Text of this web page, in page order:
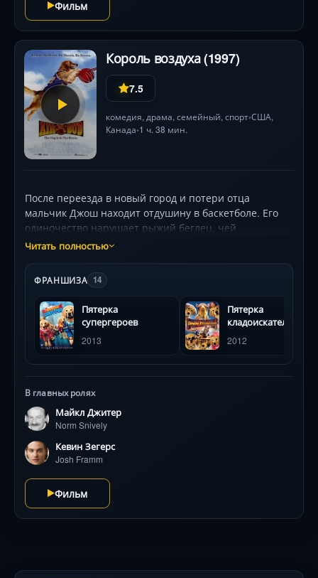
Фильм
Король воздуха (1997)
7.5
комедия, драма, семейный, спорт•США,
Канада•1 ч. 38 мин.
После переезда в новый город и потери отца
мальчик Джош находит отдушину в баскетболе. Его
одиночество нарушает рыжий беглец, чей
феноменальный дар к игре поражает воображение.
тренер (Билл Коббс) помогает им раскрыть истинную
силу дружбы. Но счастье оказывается под угрозой,
когда в город возвращается жестокий бывший хозяин
пса, готовый на всё ради наживы. Финал решается в
суде, где впервые в истории собаке предстоит
самостоятельно выбрать свою судьбу. Игра юного
Кевина Зегерса и харизма пушистого баскетболиста,
кино.
Читать полностью
ФРАНШИЗА 14
Пятерка
супергероев
2013
Пятерка
кладоискателей
2012
В главных ролях
Майкл Джитер
Norm Snively
Кевин Зегерс
Josh Framm
Фильм